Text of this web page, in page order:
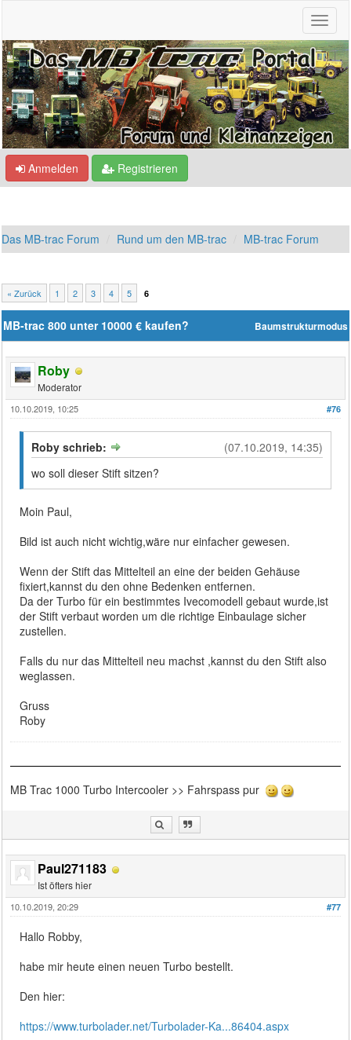
Anmelden Registrieren
Das MB-trac Forum Rund um den MB-trac MB-trac Forum
« Zurück 1 2 3 4 5 6
Baumstrukturmodus
MB-trac 800 unter 10000 € kaufen?
Roby
Moderator
#76
10.10.2019, 10:25
(07.10.2019, 14:35)
Roby schrieb:
wo soll dieser Stift sitzen?
Moin Paul,
Bild ist auch nicht wichtig,wäre nur einfacher gewesen.
Wenn der Stift das Mittelteil an eine der beiden Gehäuse
fixiert,kannst du den ohne Bedenken entfernen.
Da der Turbo für ein bestimmtes Ivecomodell gebaut wurde,ist
der Stift verbaut worden um die richtige Einbaulage sicher
zustellen.
Falls du nur das Mittelteil neu machst ,kannst du den Stift also
weglassen.
Gruss
Roby
MB Trac 1000 Turbo Intercooler >> Fahrspass pur
Paul271183
Ist öfters hier
#77
10.10.2019, 20:29
Hallo Robby,
habe mir heute einen neuen Turbo bestellt.
Den hier:
https://www.turbolader.net/Turbolader-Ka...86404.aspx